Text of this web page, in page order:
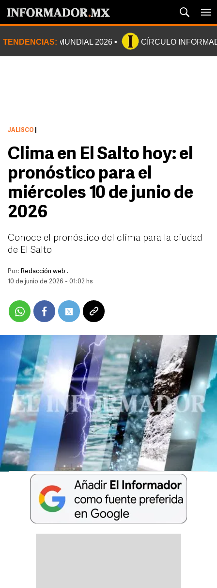
TENDENCIAS: MUNDIAL 2026 CÍRCULO
JALISCO
Clima en El Salto hoy: el
pronóstico para el
miércoles 10 de junio de
2026
Conoce el pronóstico del clima para la ciudad
de El Salto
Por: Redacción web .
10 de junio de 2026 - 01:02 hs